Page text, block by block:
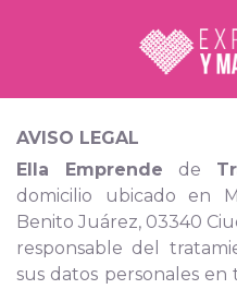
AVISO LEGAL
Ella Emprende de
domicilio ubicado en
Benito Juárez, 03340
responsable del
sus datos personales